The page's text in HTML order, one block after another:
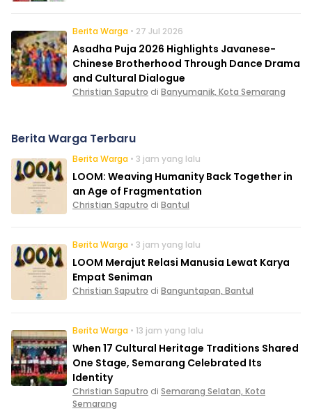
Berita Warga • 27 Jul 2026
Asadha Puja 2026 Highlights Javanese-
Chinese Brotherhood Through Dance Drama
and Cultural Dialogue
Christian Saputro di Banyumanik, Kota Semarang
Berita Warga Terbaru
Berita Warga • 3 jam yang lalu
LOOM: Weaving Humanity Back Together in
an Age of Fragmentation
Christian Saputro di Bantul
Berita Warga • 3 jam yang lalu
LOOM Merajut Relasi Manusia Lewat Karya
Empat Seniman
Christian Saputro di Banguntapan, Bantul
Berita Warga • 13 jam yang lalu
When 17 Cultural Heritage Traditions Shared
One Stage, Semarang Celebrated Its
Identity
Christian Saputro di Semarang Selatan, Kota
Semarang